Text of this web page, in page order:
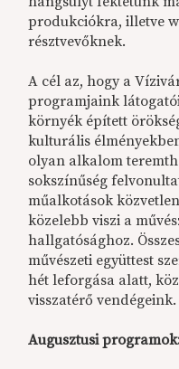
produkciókra, illetve
résztvevőknek.
A cél az, hogy a
programjaink
környék épített
kulturális
olyan alkalom
sokszínűség
műalkotások
közelebb viszi a
hallgatósághoz.
művészeti együttest
hét leforgása alatt,
visszatérő vendégeink.
Augusztusi